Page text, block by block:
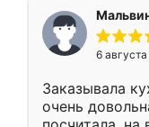
6
Заказывала
очень